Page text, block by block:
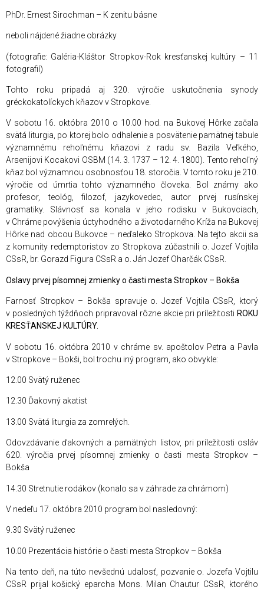
PhDr. Ernest Sirochman – K zenitu básne
neboli nájdené žiadne obrázky
(fotografie: Galéria-Kláštor Stropkov-Rok kresťanskej kultúry – 11
fotografií)
Tohto roku pripadá aj 320. výročie uskutočnenia synody
gréckokatolíckych kňazov v Stropkove.
V sobotu 16. októbra 2010 o 10.00 hod. na Bukovej Hôrke začala
svätá liturgia, po ktorej bolo odhalenie a posvätenie pamätnej tabule
významnému rehoľnému kňazovi z radu sv. Bazila Veľkého,
Arsenijovi Kocakovi OSBM (14. 3. 1737 – 12. 4. 1800). Tento rehoľný
kňaz bol významnou osobnosťou 18. storočia. V tomto roku je 210.
výročie od úmrtia tohto významného človeka. Bol známy ako
profesor, teológ, filozof, jazykovedec, autor prvej rusínskej
gramatiky. Slávnosť sa konala v jeho rodisku v Bukovciach,
v Chráme povýšenia úctyhodného a životodarného Kríža na Bukovej
Hôrke nad obcou Bukovce – neďaleko Stropkova. Na tejto akcii sa
z komunity redemptoristov zo Stropkova zúčastnili o. Jozef Vojtila
CSsR, br. Gorazd Figura CSsR a o. Ján Jozef Oharčák CSsR.
Oslavy prvej písomnej zmienky o časti mesta Stropkov – Bokša
Farnosť Stropkov – Bokša spravuje o. Jozef Vojtila CSsR, ktorý
v posledných týždňoch pripravoval rôzne akcie pri príležitosti ROKU
KRESŤANSKEJ KULTÚRY.
V sobotu 16. októbra 2010 v chráme sv. apoštolov Petra a Pavla
v Stropkove – Bokši, bol trochu iný program, ako obvykle:
12.00 Svätý ruženec
12.30 Ďakovný akatist
13.00 Svätá liturgia za zomrelých.
Odovzdávanie ďakovných a pamätných listov, pri príležitosti osláv
620. výročia prvej písomnej zmienky o časti mesta Stropkov –
Bokša
14.30 Stretnutie rodákov (konalo sa v záhrade za chrámom)
V nedeľu 17. októbra 2010 program bol nasledovný:
9.30 Svätý ruženec
10.00 Prezentácia histórie o časti mesta Stropkov – Bokša
Na tento deň, na túto nevšednú udalosť, pozvanie o. Jozefa Vojtilu
CSsR prijal košický eparcha Mons. Milan Chautur CSsR, ktorého